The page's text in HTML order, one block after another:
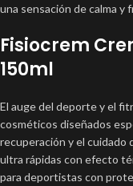
una sensación de calma
Fisiocrem
150ml
El auge del deporte y el
cosméticos diseñados
recuperación y el cuidado
ultra rápidas con efecto
para deportistas con